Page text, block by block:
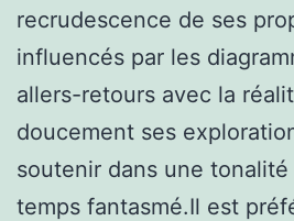
recrudescence de ses
influencés par les
allers-retours avec la
doucement ses
soutenir dans une
temps fantasmé.Il est